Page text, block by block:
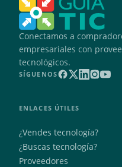
Conectamos a
empresariales con
tecnológicos.
SÍGUENOS
ENLACES ÚTILES
¿Vendes tecnología?
¿Buscas tecnología?
Proveedores